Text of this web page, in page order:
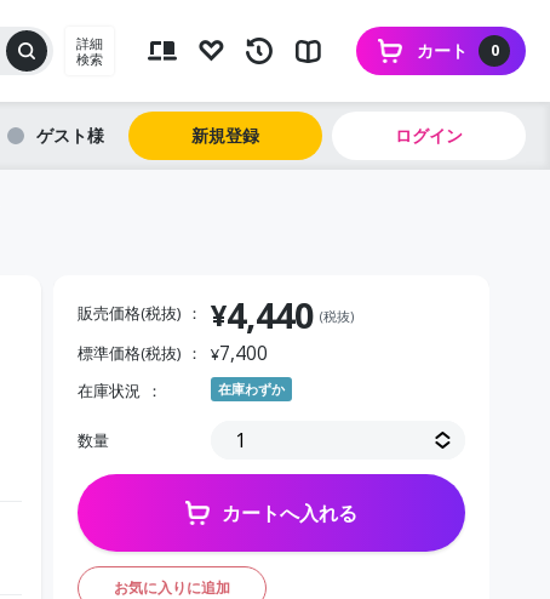
詳細
検索
0
カート
ゲスト 新規登録 ログイン
販売価格(税抜) ¥4,440 (税抜)
標準価格(税抜) ¥7,400
在庫状況 在庫わずか
数量
カートへ入れる
お気に入りに追加